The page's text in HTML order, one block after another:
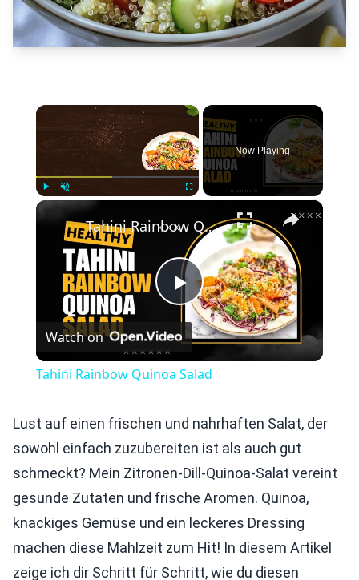
×
Now Playing
×
Play
Video
Tahini Rainbow Quinoa Salad
Watch on
Tahini Rainbow Quinoa Salad
Lust auf einen frischen und nahrhaften Salat, der
sowohl einfach zuzubereiten ist als auch gut
schmeckt? Mein Zitronen-Dill-Quinoa-Salat vereint
gesunde Zutaten und frische Aromen. Quinoa,
knackiges Gemüse und ein leckeres Dressing
machen diese Mahlzeit zum Hit! In diesem Artikel
zeige ich dir Schritt für Schritt, wie du diesen